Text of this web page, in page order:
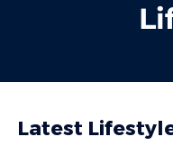
Latest